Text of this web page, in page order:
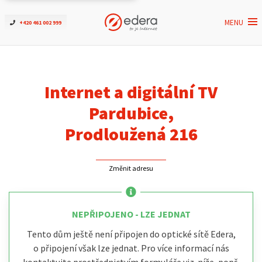
+420 461 002 999 MENU
Ověřit dostupnost
ČEZNET TV
Podpora
Internet a digitální TV
Pardubice,
Prodloužená 216
Změnit adresu
NEPŘIPOJENO - LZE JEDNAT
Tento dům ještě není připojen do optické sítě Edera,
o připojení však lze jednat. Pro více informací nás